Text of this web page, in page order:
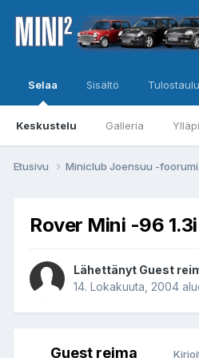
Selaa
Keskustelu Galleria
Sisältö
Etusivu Miniclub Joensuu -foorumi
Rover Mini -96
Lähettänyt Guest
14. Lokakuuta, 2004
Guest reima